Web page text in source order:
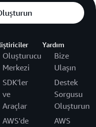
Oluşturucu
Merkezi
SDK'ler
ve
Araçlar
AWS'de
Yardım
Bize
Ulaşın
Destek
Sorgusu
Oluşturun
AWS